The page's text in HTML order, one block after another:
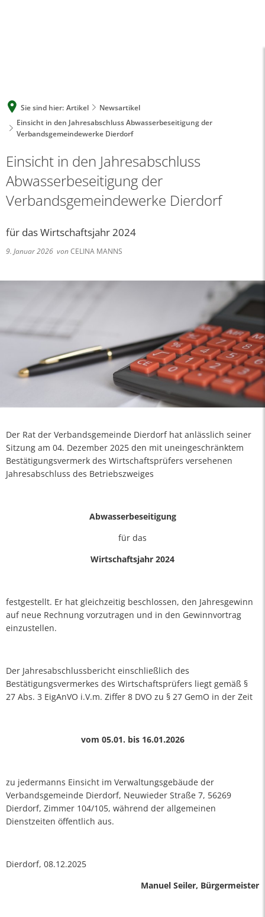
Sie sind hier: Artikel
Newsartikel
Einsicht in den Jahresabschluss Abwasserbeseitigung der
Verbandsgemeindewerke Dierdorf
Einsicht in den Jahresabschluss
Abwasserbeseitigung der
Verbandsgemeindewerke Dierdorf
für das Wirtschaftsjahr 2024
9. Januar 2026 vonCELINA MANNS
Der Rat der Verbandsgemeinde Dierdorf hat anlässlich seiner
Sitzung am 04. Dezember 2025 den mit uneingeschränktem
Bestätigungsvermerk des Wirtschaftsprüfers versehenen
Jahresabschluss des Betriebszweiges
Abwasserbeseitigung
für das
Wirtschaftsjahr 2024
festgestellt. Er hat gleichzeitig beschlossen, den Jahresgewinn
auf neue Rechnung vorzutragen und in den Gewinnvortrag
einzustellen.
Der Jahresabschlussbericht einschließlich des
Bestätigungsvermerkes des Wirtschaftsprüfers liegt gemäß §
27 Abs. 3 EigAnVO i.V.m. Ziffer 8 DVO zu § 27 GemO in der Zeit
vom 05.01. bis 16.01.2026
zu jedermanns Einsicht im Verwaltungsgebäude der
Verbandsgemeinde Dierdorf, Neuwieder Straße 7, 56269
Dierdorf, Zimmer 104/105, während der allgemeinen
Dienstzeiten öffentlich aus.
Dierdorf, 08.12.2025
Manuel Seiler, Bürgermeister